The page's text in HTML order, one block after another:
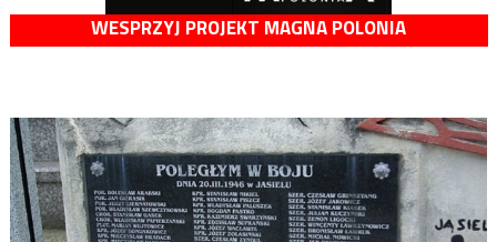
WESPRZYJ PROJEKT MAGNA POLONIA